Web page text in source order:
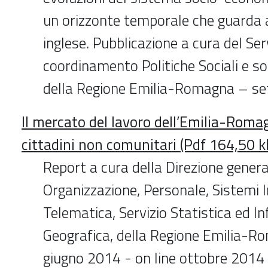
un orizzonte temporale che guarda
inglese. Pubblicazione a cura del
coordinamento Politiche Sociali e
della Regione Emilia-Romagna –
Il mercato del lavoro dell’Emilia-
cittadini non comunitari (Pdf 164,50
Report a cura della Direzione
Organizzazione, Personale,
Telematica, Servizio Statistica ed
Geografica, della Regione Emilia-
giugno 2014 - on line ottobre 2014